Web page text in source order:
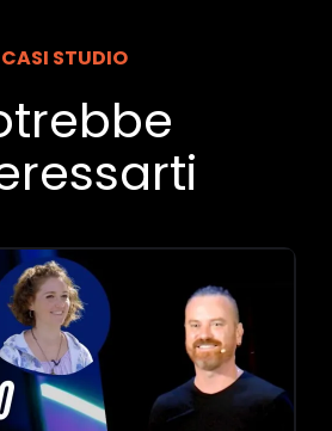
CASI STUDIO